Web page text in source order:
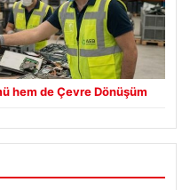
hem de Çevre Dönüşüm